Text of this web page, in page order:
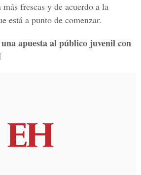
frescas y de acuerdo a la
está a punto de comenzar.
apuesta al público juvenil con